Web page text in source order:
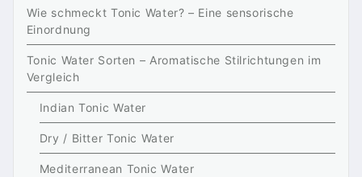
Wie schmeckt Tonic Water? – Eine sensorische
Einordnung
Tonic Water Sorten – Aromatische Stilrichtungen im
Vergleich
Indian Tonic Water
Dry / Bitter Tonic Water
Mediterranean Tonic Water